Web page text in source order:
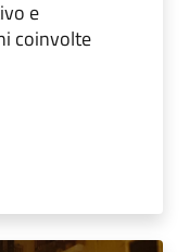
e
coinvolte